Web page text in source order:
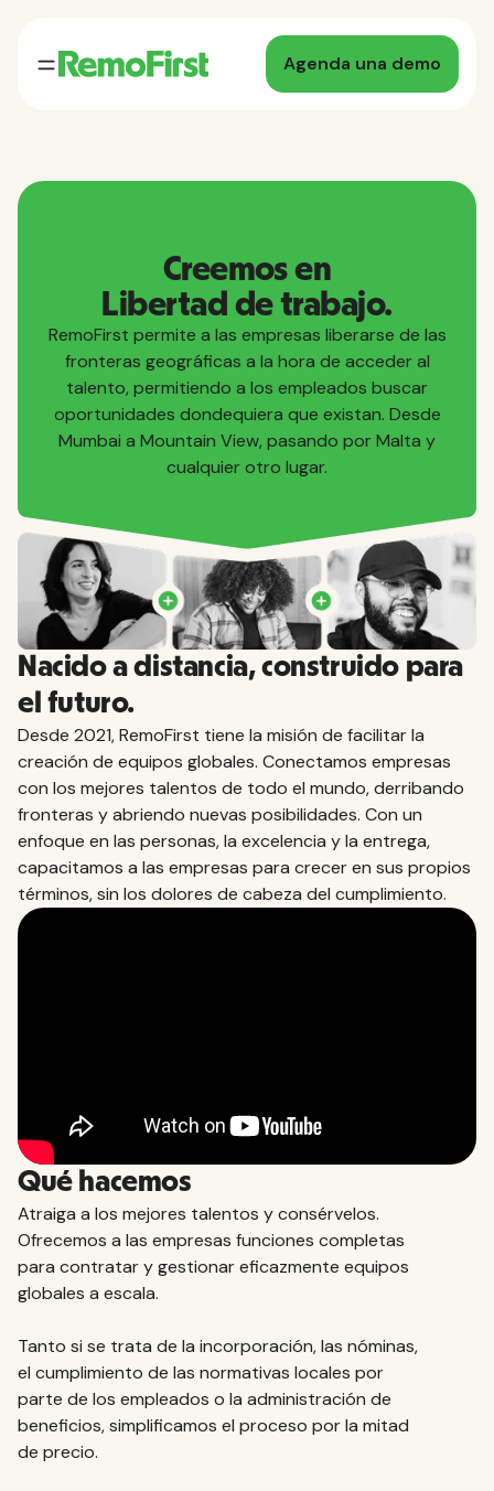
Agenda una demo
Creemos en
Libertad de trabajo.
RemoFirst permite a las empresas liberarse de las
fronteras geográficas a la hora de acceder al
talento, permitiendo a los empleados buscar
oportunidades dondequiera que existan. Desde
Mumbai a Mountain View, pasando por Malta y
cualquier otro lugar.
Nacido a distancia, construido para
el futuro.
Desde 2021, RemoFirst tiene la misión de facilitar la
creación de equipos globales. Conectamos empresas
con los mejores talentos de todo el mundo, derribando
fronteras y abriendo nuevas posibilidades. Con un
enfoque en las personas, la excelencia y la entrega,
capacitamos a las empresas para crecer en sus propios
términos, sin los dolores de cabeza del cumplimiento.
Qué hacemos
Atraiga a los mejores talentos y consérvelos.
Ofrecemos a las empresas funciones completas
para contratar y gestionar eficazmente equipos
globales a escala.
Tanto si se trata de la incorporación, las nóminas,
el cumplimiento de las normativas locales por
parte de los empleados o la administración de
beneficios, simplificamos el proceso por la mitad
de precio.